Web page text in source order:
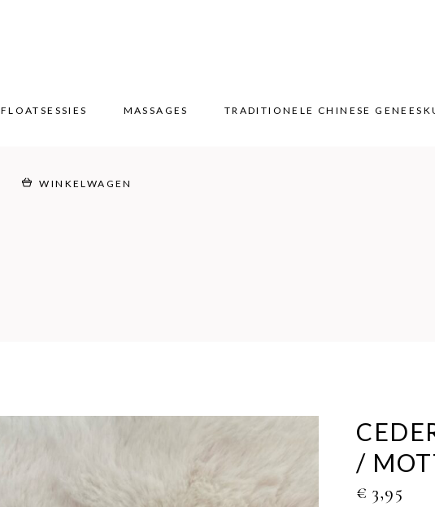
FLOATSESSIES MASSAGES TRADITIONELE CHINESE
WINKELWAGEN
/
€ 3,95